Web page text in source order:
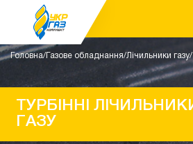
Головна Газове обладнання Лічильники газу
ТУРБІННІ
ГАЗУ